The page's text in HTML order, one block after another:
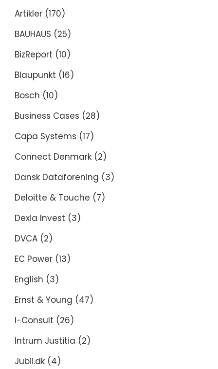
Artikler (170)
BAUHAUS (25)
BizReport (10)
Blaupunkt (16)
Bosch (10)
Business Cases (28)
Capa Systems (17)
Connect Denmark (2)
Dansk Dataforening (3)
Deloitte & Touche (7)
Dexia Invest (3)
DVCA (2)
EC Power (13)
English (3)
Ernst & Young (47)
I-Consult (26)
Intrum Justitia (2)
Jubii.dk (4)